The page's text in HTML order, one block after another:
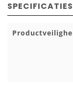
SPECIFICATIES